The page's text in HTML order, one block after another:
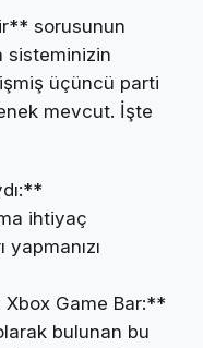
sorusunun
sisteminizin
üçüncü parti
mevcut. İşte
ihtiyaç
Xbox Game Bar:**
bulunan bu